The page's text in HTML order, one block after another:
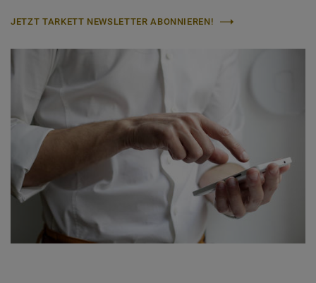
JETZT TARKETT NEWSLETTER ABONNIEREN!